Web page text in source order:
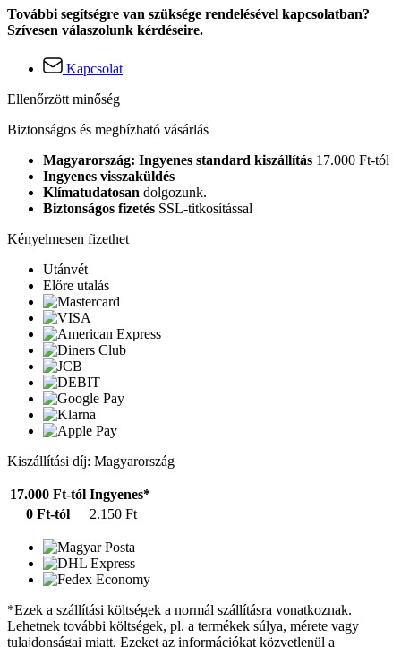
További segítségre van szüksége rendelésével kapcsolatban?
Szívesen válaszolunk kérdéseire.
Kapcsolat
Ellenőrzött minőség
Biztonságos és megbízható vásárlás
Magyarország: Ingyenes standard kiszállítás 17.000 Ft-tól
Ingyenes visszaküldés
Klímatudatosan dolgozunk.
Biztonságos fizetés SSL-titkosítással
Kényelmesen fizethet
Utánvét
Előre utalás
Kiszállítási díj: Magyarország
17.000 Ft-tól Ingyenes*
0 Ft-tól
2.150 Ft
*Ezek a szállítási költségek a normál szállításra vonatkoznak.
Lehetnek további költségek, pl. a termékek súlya, mérete vagy
tulajdonságai miatt. Ezeket az információkat közvetlenül a